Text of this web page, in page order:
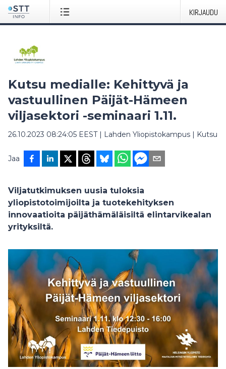
KIRJAUDU
Kutsu medialle: Kehittyvä ja
vastuullinen Päijät-Hämeen
viljasektori -seminaari 1.11.
26.10.2023 08:24:05 EEST| Lahden Yliopistokampus | Kutsu
Jaa
Viljatutkimuksen uusia tuloksia
yliopistotoimijoilta ja tuotekehityksen
innovaatioita päijäthämäläisiltä elintarvikealan
yrityksiltä.